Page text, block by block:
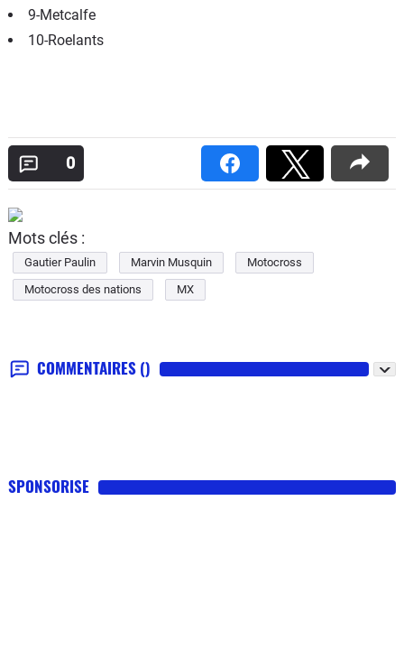
9-Metcalfe
10-Roelants
0
Mots clés :
Gautier Paulin Marvin Musquin
Motocross
Motocross des nations
MX
COMMENTAIRES ()
SPONSORISE